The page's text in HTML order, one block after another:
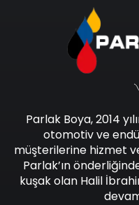
Parlak Boya, 2014
otomotiv ve
müşterilerine hizmet
Parlak’ın
kuşak olan Halil